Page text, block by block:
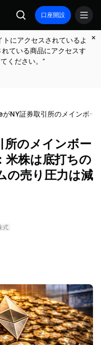
口座開設
にアクセスされているよ
ている商品にアクセスす
ください。"
がNY証券取引所のメインボー
所のメインボー
米株は底打ちの
の売り圧力は減
式